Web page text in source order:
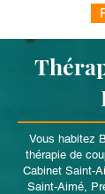
Vous habitez
thérapie de
Cabinet Saint-
Saint-Aimé,